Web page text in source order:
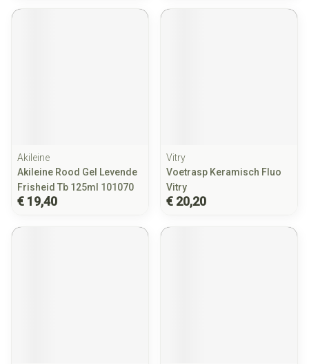
Akileine
Akileine Rood Gel Levende
Frisheid Tb 125ml 101070
€ 19,40
Vitry
Voetrasp Keramisch Fluo
Vitry
€ 20,20